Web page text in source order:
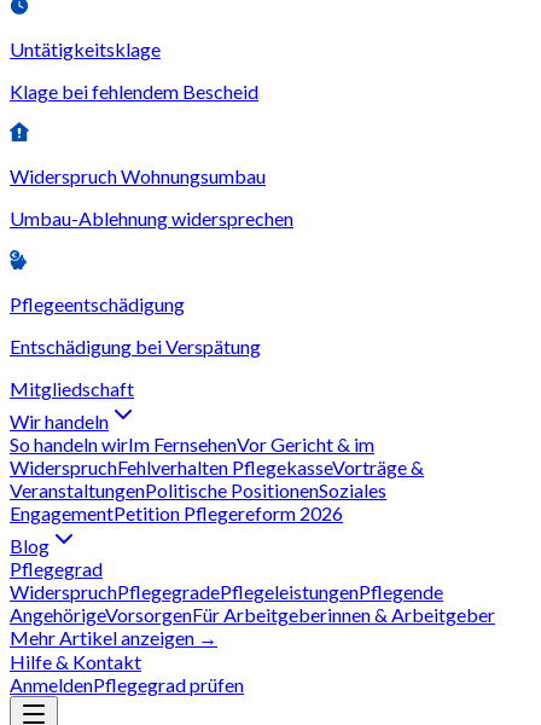
Untätigkeitsklage
Klage bei fehlendem Bescheid
Widerspruch Wohnungsumbau
Umbau-Ablehnung widersprechen
Pflegeentschädigung
Entschädigung bei Verspätung
Mitgliedschaft
Wir handeln
So handeln wirIm FernsehenVor Gericht & im
WiderspruchFehlverhalten PflegekasseVorträge &
VeranstaltungenPolitische PositionenSoziales
EngagementPetition Pflegereform 2026
Blog
Pflegegrad
WiderspruchPflegegradePflegeleistungenPflegende
AngehörigeVorsorgenFür Arbeitgeberinnen & Arbeitgeber
Mehr Artikel anzeigen →
Hilfe & Kontakt
AnmeldenPflegegrad prüfen